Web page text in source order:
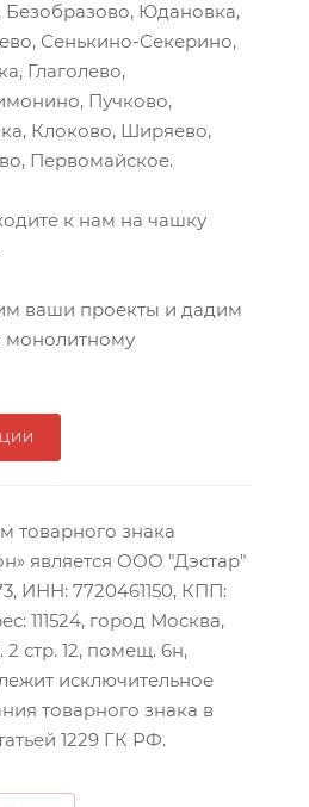
Юдановка,
Сенькино-Секерино,
Глаголево,
Пучково,
Клоково, Ширяево,
Первомайское.
к нам на чашку
ваши проекты и дадим
монолитному
товарного знака
является ООО "Дэстар"
ИНН: 7720461150, КПП:
111524, город Москва,
стр. 12, помещ. 6н,
исключительное
товарного знака в
1229 ГК РФ.